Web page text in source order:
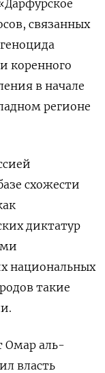
связанных
коренного
в начале
регионе
схожести
диктатур
национальных
такие
Омар аль-
власть